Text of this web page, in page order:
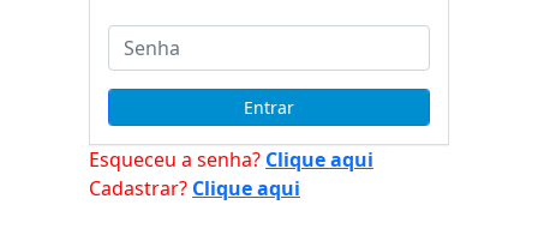
Esqueceu a senha? Clique aqui
Cadastrar? Clique aqui